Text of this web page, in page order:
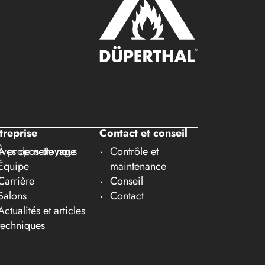
de nettoyage
propos de nous
et articles
Contact et conseil
Contrôle et
maintenance
Conseil
Contact